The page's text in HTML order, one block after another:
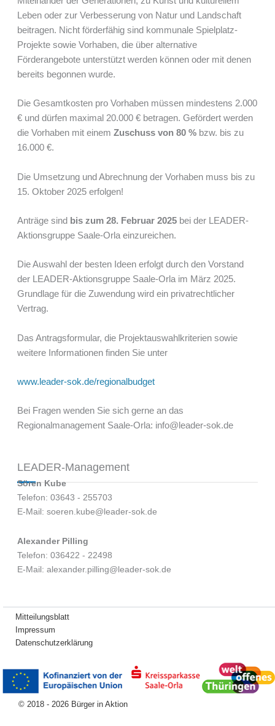
LEADER-Management
Sören Kube
Telefon: 03643 - 255703
E-Mail: soeren.kube@leader-sok.de
Alexander Pilling
Telefon: 036422 - 22498
E-Mail: alexander.pilling@leader-sok.de
Leben oder zur Verbesserung von Natur und Landschaft
beitragen. Nicht förder­fähig sind kommunale Spielplatz-
Projekte sowie Vorhaben, die über alternative
Förderangebote unterstützt werden können oder mit denen
bereits begonnen wurde.
Die Gesamtkosten pro Vorhaben müssen mindestens 2.000
€ und dürfen maximal 20.000 € betragen. Gefördert werden
die Vorhaben mit einem Zuschuss von 80 %bzw. bis zu
16.000 €.
Die Umsetzung und Abrechnung der Vorhaben muss bis zu
15. Oktober 2025 erfolgen!
Anträge sind bis zum 28. Februar 2025 bei der LEADER-
Aktionsgruppe Saale-Orla einzureichen.
Die Auswahl der besten Ideen erfolgt durch den Vorstand
der LEADER-Aktionsgruppe Saale-Orla im März 2025.
Grundlage für die Zuwendung wird ein privatrechtlicher
Vertrag.
Das Antragsformular, die Projektauswahlkriterien sowie
weitere Informationen finden Sie unter
www.leader-sok.de/regionalbudget
Bei Fragen wenden Sie sich gerne an das
Regionalmanagement Saale-Orla: info@leader-sok.de
Mitteilungsblatt
Impressum
Datenschutzerklärung
© 2018 - 2026 Bürger in Aktion